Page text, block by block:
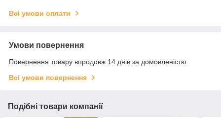
Всі умови оплати
Умови повернення
Повернення товару впродовж 14 днів за домовленістю
Всі умови повернення
Подібні товари компанії